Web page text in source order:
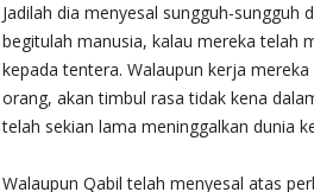
Jadilah dia menyesal sungguh-
begitulah manusia, kalau mereka telah
kepada tentera. Walaupun kerja
orang, akan timbul rasa tidak kena
telah sekian lama meninggalkan dunia
Walaupun Qabil telah menyesal atas